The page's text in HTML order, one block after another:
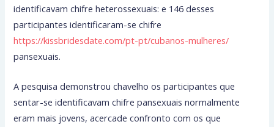
identificavam chifre heterossexuais: e 146 desses
participantes identificaram-se chifre
https://kissbridesdate.com/pt-pt/cubanos-mulheres/
pansexuais.
A pesquisa demonstrou chavelho os participantes que
sentar-se identificavam chifre pansexuais normalmente
eram mais jovens, acercade confronto com os que